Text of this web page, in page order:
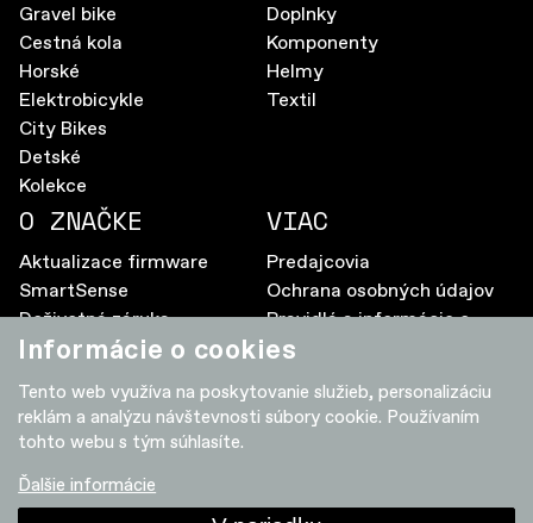
Gravel bike
Cestná kola
Horské
Elektrobicykle
City Bikes
Detské
Kolekce
Doplnky
Komponenty
Helmy
Textil
O ZNAČKE
Aktualizace firmware
SmartSense
Doživotná záruka
Elektrobicykle – často
Návody
VIAC
Predajcovia
Ochrana osobných údajov
Pravidlá a informácie o
cookies
ĎALŠIA
Doživotná záruka
© 2019-2025,ASPIRE SPORTS S.R.O.,Blog Aspire
Informácie o cookies
Tento web využíva na poskytovanie služieb, personalizáciu
reklám a analýzu návštevnosti súbory cookie. Používaním
tohto webu s tým súhlasíte.
Ďalšie informácie